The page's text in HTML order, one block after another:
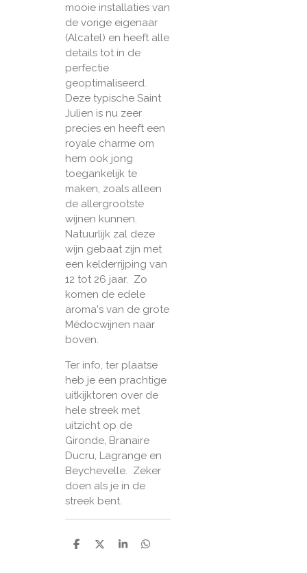
mooie installaties van
de vorige eigenaar
(Alcatel) en heeft alle
details tot in de
perfectie
geoptimaliseerd.
Deze typische Saint
Julien is nu zeer
precies en heeft een
royale charme om
hem ook jong
toegankelijk te
maken, zoals alleen
de allergrootste
wijnen kunnen.
Natuurlijk zal deze
wijn gebaat zijn met
een kelderrijping van
12 tot 26 jaar. Zo
komen de edele
aroma's van de grote
Médocwijnen naar
boven.
Ter info, ter plaatse
heb je een prachtige
uitkijktoren over de
hele streek met
uitzicht op de
Gironde, Branaire
Ducru, Lagrange en
Beychevelle. Zeker
doen als je in de
streek bent.
D
D
S
D